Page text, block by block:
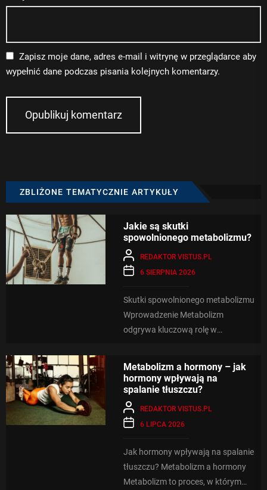
Zapisz moje dane, adres e-mail i witrynę w przeglądarce aby
wypełnić dane podczas pisania kolejnych komentarzy.
ZBLIŻONE TEMATYCZNIE ARTYKUŁY
Jakie są skutki
spowolnionego metabolizmu?
REDAKTOR VISTUS.PL
6 SIERPNIA 2026
Skutki spowolnionego metabolizmu
Wprowadzenie Metabolizm
odgrywa kluczową rolę w
metabolizm może mieć szereg
negatywnych skutków dla...
Metabolizm a hormony – jak
hormony wpływają na
spalanie tłuszczu?
REDAKTOR VISTUS.PL
6 LIPCA 2026
Jak hormony wpływają na spalanie
tłuszczu? Metabolizm a hormony
Metabolizm to proces, w którym